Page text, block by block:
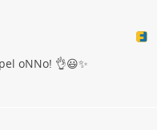
oNNo! 👌😃✨